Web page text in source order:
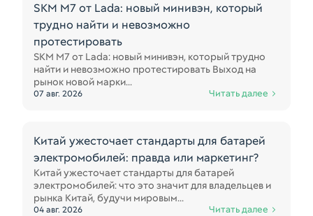
SKM M7 от Lada: новый минивэн, который
трудно найти и невозможно
протестировать
SKM M7 от Lada: новый минивэн, который трудно
найти и невозможно протестировать Выход на
рынок новой марки...
07 авг. 2026 Читать далее
Китай ужесточает стандарты для батарей
электромобилей: правда или маркетинг?
Китай ужесточает стандарты для батарей
электромобилей: что это значит для владельцев и
рынка Китай, будучи мировым...
04 авг. 2026 Читать далее